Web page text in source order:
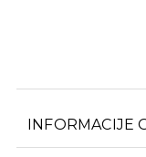
INFORMACIJE